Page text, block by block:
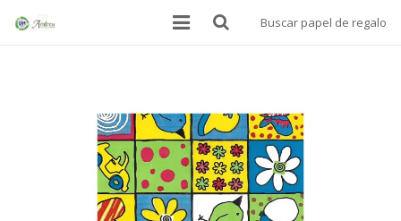
PAPEL ALIMENTARIO
MANTELES SOBREMESA
Buscar papel de regalo